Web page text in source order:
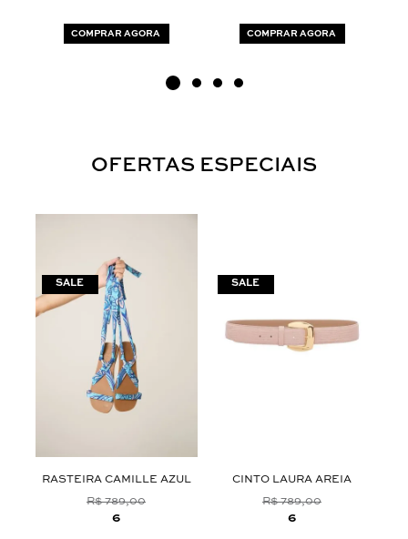
COMPRAR AGORA COMPRAR AGORA
OFERTAS ESPECIAIS
RASTEIRA CAMILLE AZUL
R$ 789,00
6
CINTO LAURA AREIA
R$ 789,00
6